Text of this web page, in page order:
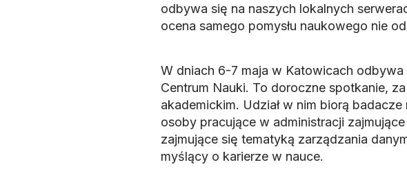
odbywa się na naszych lokalnych
ocena samego pomysłu naukowego nie
W dniach 6-7 maja w Katowicach
Centrum Nauki. To doroczne spotkanie,
akademickim. Udział w nim biorą
osoby pracujące w administracji
zajmujące się tematyką zarządzania
myślący o karierze w nauce.